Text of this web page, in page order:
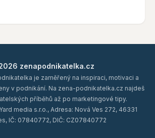
zenapodnikatelka.cz
je zaměřený na inspiraci, motivaci a
v podnikání. Na zena-podnikatelka.cz najdeš
příběhů až po marketingové tipy.
media s.r.o., Adresa: Nová Ves 272, 46331
IČ: 07840772, DIČ: CZ07840772